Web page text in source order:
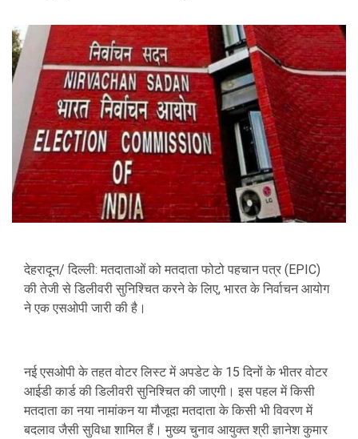
देहरादून/ दिल्ली: मतदाताओं को मतदाता फोटो पहचान पत्र (EPIC)
की तेजी से डिलीवरी सुनिश्चित करने के लिए, भारत के निर्वाचन आयोग
ने एक एसओपी जारी की है।
नई एसओपी के तहत वोटर लिस्ट में अपडेट के 15 दिनों के भीतर वोटर
आईडी कार्ड की डिलीवरी सुनिश्चित की जाएगी। इस पहल में किसी
मतदाता का नया नामांकन या मौजूदा मतदाता के किसी भी विवरण में
बदलाव जैसी सुविधा शामिल हैं। मुख्य चुनाव आयुक्त श्री ज्ञानेश कुमार